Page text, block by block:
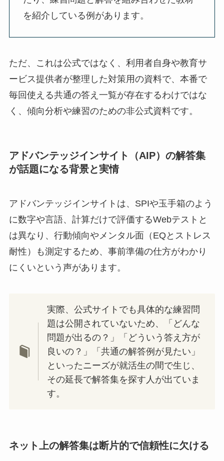
を紹介している例があります。
ただ、これは公式ではなく、利用者自身や教育サ
ービス提供者が整理した対策用の資料で、本番で
毎回使える共通の答え一覧が存在するわけではな
く、傾向分析や練習のための非公式資料です。
アドバンテッジインサイト（AIP）の解答集
が話題になる背景と実情
アドバンテッジインサイトは、SPIや玉手箱のよう
に数字や言語、計算だけで評価するWebテストと
は異なり、行動傾向やメンタル面（EQとストレス
耐性）も測定するため、事前準備の仕方がわかり
にくいという声があります。
実際、公式サイトでも具体的な練習問
題は公開されていないため、「どんな
問題が出るの？」「どういう答え方が
良いの？」「共通の解答例が見たい」
といったニーズが就活生の間で生じ、
その延長で解答集を探す人が出ていま
す。
ネット上の解答集は断片的で信頼性に欠ける